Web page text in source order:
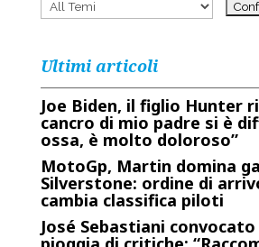
Ultimi articoli
Joe Biden, il figlio Hunter
cancro di mio padre si è
ossa, è molto doloroso”
MotoGp, Martin domina
Silverstone: ordine di
cambia classifica piloti
José Sebastiani convocato